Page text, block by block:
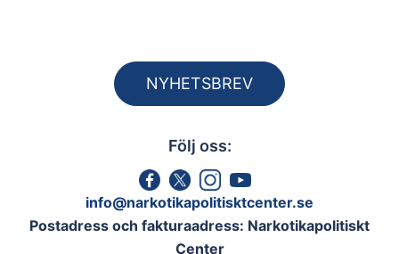
NYHETSBREV
Följ oss:
info@narkotikapolitisktcenter.se
Postadress och fakturaadress: Narkotikapolitiskt
Center